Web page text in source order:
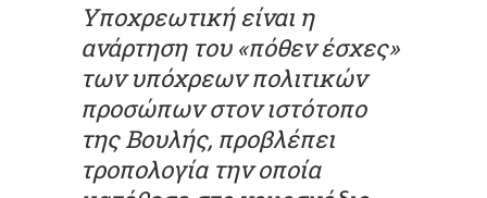
Υποχρεωτική είναι η
ανάρτηση του «πόθεν έσχες»
των υπόχρεων πολιτικών
προσώπων στον ιστότοπο
της Βουλής, προβλέπει
τροπολογία την οποία